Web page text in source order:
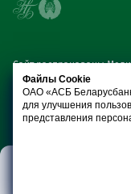
Сайт распрацаваны
Файлы Cookie
ОАО «АСБ
для улучшения
представления